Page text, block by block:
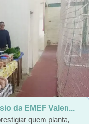
da EMEF Valen...
quem planta,